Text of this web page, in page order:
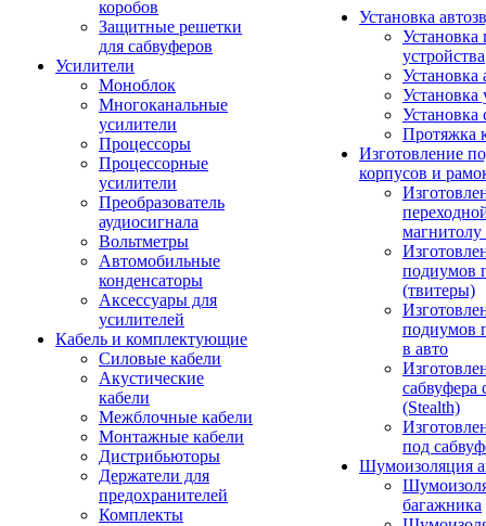
коробов
Защитные решетки
для сабвуферов
Усилители
Моноблок
Многоканальные
усилители
Процессоры
Процессорные
усилители
Преобразователь
аудиосигнала
Вольтметры
Автомобильные
конденсаторы
Аксессуары для
усилителей
Кабель и комплектующие
Силовые кабели
Акустические
кабели
Межблочные кабели
Монтажные кабели
Дистрибьюторы
Держатели для
предохранителей
Комплекты
Установка
Установка
устройства
Установка
Установка
Установка
Протяжка
Изготовление
корпусов и
подиумов
(твитеры)
подиумов
в авто
сабвуфера
(Stealth)
под
Шумоизоляция
багажника